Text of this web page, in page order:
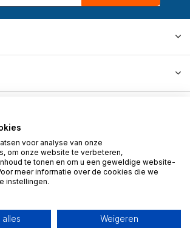
Store - Theme By
voor analyse van onze
om onze website te verbeteren,
te tonen en om u een geweldige website-
meer informatie over de cookies die we
instellingen.
Weigeren